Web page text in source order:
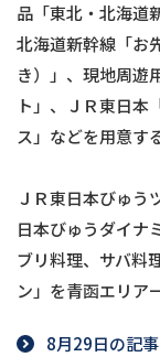
品「東北・北海道
北海道新幹線「お
き）」、現地周遊
ト」、ＪＲ東日本
ス」などを用意す
ＪＲ東日本びゅう
日本びゅうダイナ
ブリ料理、サバ料
ン」を青函エリア
8月29日の記